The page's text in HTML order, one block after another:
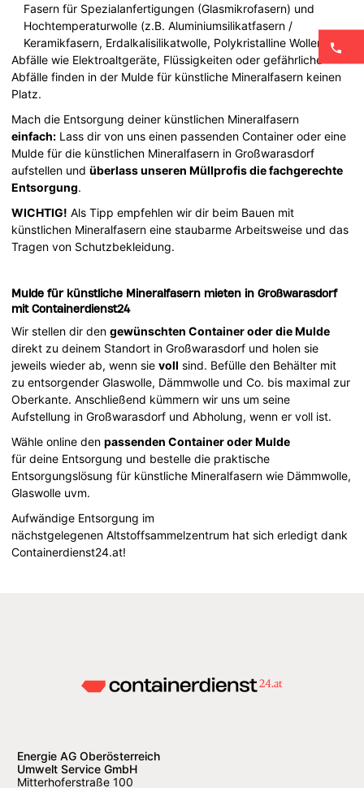
Fasern für Spezialanfertigungen (Glasmikrofasern) und
Hochtemperaturwolle (z.B. Aluminiumsilikatfasern /
Keramikfasern, Erdalkalisilikatwolle, Polykristalline Wollen, …).
Abfälle wie Elektroaltgeräte, Flüssigkeiten oder gefährliche
Abfälle finden in der Mulde für künstliche Mineralfasern keinen
Platz.
Mach die Entsorgung deiner künstlichen Mineralfasern
einfach: Lass dir von uns einen passenden Container oder eine
Mulde für die künstlichen Mineralfasern in Großwarasdorf
aufstellen undüberlass unseren Müllprofis die fachgerechte
Entsorgung.
WICHTIG! Als Tipp empfehlen wir dir beim Bauen mit
künstlichen Mineralfasern eine staubarme Arbeitsweise und das
Tragen von Schutzbekleidung.
Mulde für künstliche Mineralfasern mieten in Großwarasdorf
mit Containerdienst24
Wir stellen dir dengewünschten Container oder die Mulde
direkt zu deinem Standort in Großwarasdorf und holen sie
jeweils wieder ab, wenn sievoll sind. Befülle den Behälter mit
zu entsorgender Glaswolle, Dämmwolle und Co. bis maximal zur
Oberkante. Anschließend kümmern wir uns um seine
Aufstellung in Großwarasdorf und Abholung, wenn er voll ist.
Wähle online denpassenden Container oder Mulde
für deine Entsorgung und bestelle die praktische
Entsorgungslösung für künstliche Mineralfasern wie Dämmwolle,
Glaswolle uvm.
Aufwändige Entsorgung im
nächstgelegenen Altstoffsammelzentrum hat sich erledigt dank
Containerdienst24.at!
Energie AG Oberösterreich
Umwelt Service GmbH
Mitterhoferstraße 100